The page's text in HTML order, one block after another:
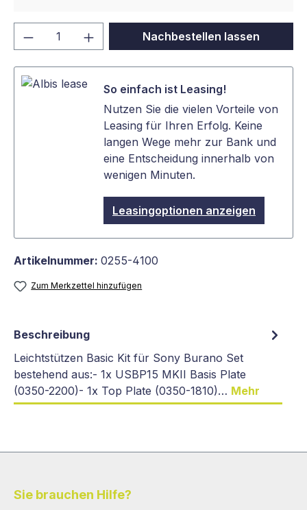
Produkt Anzahl: Gib denNachbestellen lassen
So einfach ist Leasing!
Nutzen Sie die vielen Vorteile von
Leasing für Ihren Erfolg. Keine
langen Wege mehr zur Bank und
eine Entscheidung innerhalb von
wenigen Minuten.
Leasingoptionen anzeigen
Artikelnummer: 0255-4100
Zum Merkzettel hinzufügen
Beschreibung
Leichtstützen Basic Kit für Sony Burano Set
bestehend aus:- 1x USBP15 MKII Basis Plate
(0350-2200)- 1x Top Plate (0350-1810)… Mehr
Sie brauchen Hilfe?